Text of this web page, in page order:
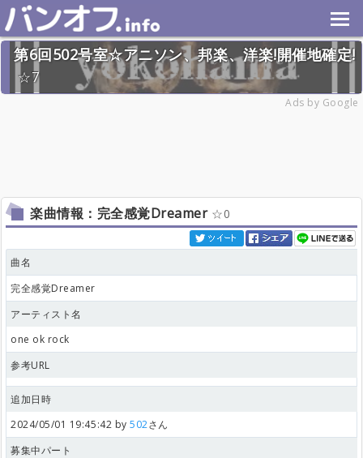
第6回502号室☆アニソン、邦楽、洋楽!開催地確定!
7
Ads by Google
楽曲情報：完全感覚Dreamer 0
曲名
完全感覚Dreamer
アーティスト名
one ok rock
参考URL
追加日時
2024/05/01 19:45:42 by502さん
募集中パート